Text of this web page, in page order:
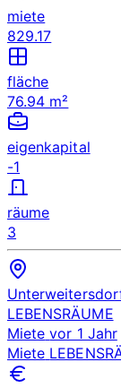
miete
829.17
fläche
76.94 m²
eigenkapital
-1
räume
3
LEBENSRÄUME
Miete vor 1 Jahr
Miete